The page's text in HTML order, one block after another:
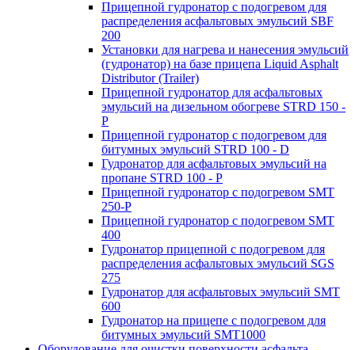
Прицепной гудронатор с подогревом для
распределения асфальтовых эмульсий SBF
200
Установки для нагрева и нанесения эмульсий
(гудронатор) на базе прицепа Liquid Asphalt
Distributor (Trailer)
Прицепной гудронатор для асфальтовых
эмульсий на дизельном обогреве STRD 150 -
Р
Прицепной гудронатор с подогревом для
битумных эмульсий STRD 100 - D
Гудронатор для асфальтовых эмульсий на
пропане STRD 100 - P
Прицепной гудронатор с подогревом SMT
250-P
Прицепной гудронатор с подогревом SMT
400
Гудронатор прицепной с подогревом для
распределения асфальтовых эмульсий SGS
275
Гудронатор для асфальтовых эмульсий SMT
600
Гудронатор на прицепе с подогревом для
битумных эмульсий SMT1000